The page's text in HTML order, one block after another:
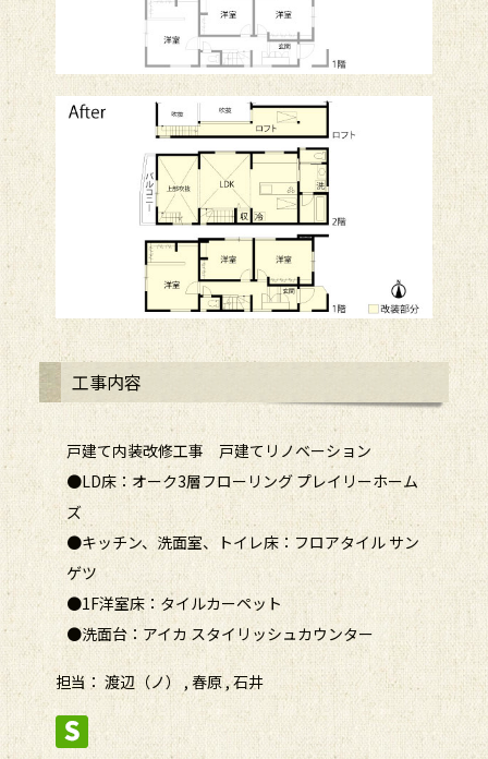
工事内容
戸建て内装改修工事 戸建てリノベーション
●LD床：オーク3層フローリング プレイリーホーム
ズ
●キッチン、洗面室、トイレ床：フロアタイル サン
ゲツ
●1F洋室床：タイルカーペット
●洗面台：アイカ スタイリッシュカウンター
担当： 渡辺（ノ） , 春原 , 石井